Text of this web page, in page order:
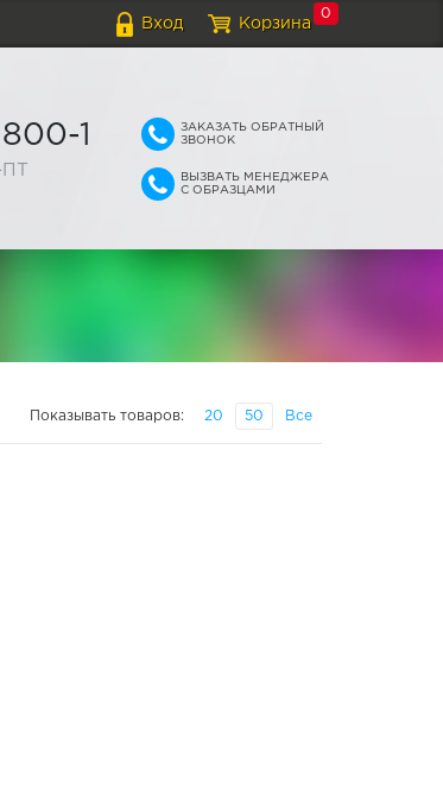
Вход Корзина
0
1
ЗАКАЗАТЬ ОБРАТНЫЙ
ЗВОНОК
ВЫЗВАТЬ МЕНЕДЖЕРА
С ОБРАЗЦАМИ
Показывать товаров: 20 50 Все